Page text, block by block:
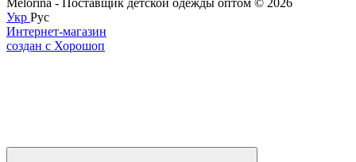
Укр Рус
Интернет-магазин
создан с Хорошоп